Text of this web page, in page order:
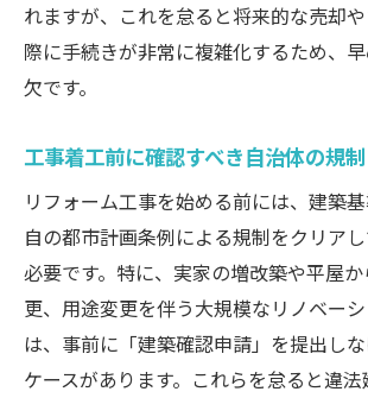
れますが、これを怠ると将来的な売却
際に手続きが非常に複雑化するため、
欠です。
工事着工前に確認すべき自治体の規
リフォーム工事を始める前には、建築
自の都市計画条例による規制をクリア
必要です。特に、実家の増改築や平屋
更、用途変更を伴う大規模なリノベー
は、事前に「建築確認申請」を提出し
ケースがあります。これらを怠ると違